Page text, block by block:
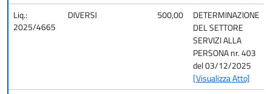
Liq.:
2025/4665
DIVERSI 500,00
DETERMINAZIONE
DEL SETTORE
SERVIZI ALLA
PERSONA nr. 403
del 03/12/2025
[Visualizza Atto]